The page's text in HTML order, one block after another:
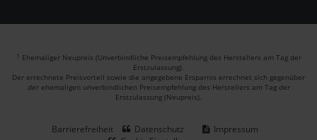
1 Ehemaliger Neupreis (Unverbindliche Preisempfehlung des Herstellers am Tag der
Erstzulassung).
Der errechnete Preisvorteil sowie die angegebene Ersparnis errechnet sich gegenüber
der ehemaligen unverbindlichen Preisempfehlung des Herstellers am Tag der
Erstzulassung (Neupreis).
Barrierefreiheit Datenschutz
Impressum